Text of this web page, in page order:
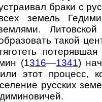
браки с
земель
такой
(1316—1341)
этот процесс,
русских